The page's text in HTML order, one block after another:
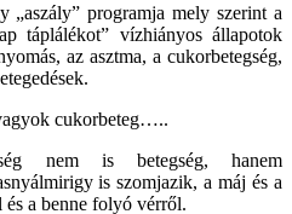
„aszály” programja mely szerint a
táplálékot” vízhiányos állapotok
az asztma, a cukorbetegség,
cukorbeteg…..
nem is betegség, hanem
is szomjazik, a máj és a
és a benne folyó vérről.